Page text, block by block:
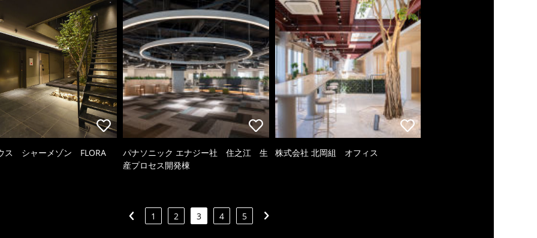
ス シャーメゾン FLORA
パナソニック エナジー社 住之江 生
産プロセス開発棟
株式会社 北岡組 オフィス
1 2 3 4 5